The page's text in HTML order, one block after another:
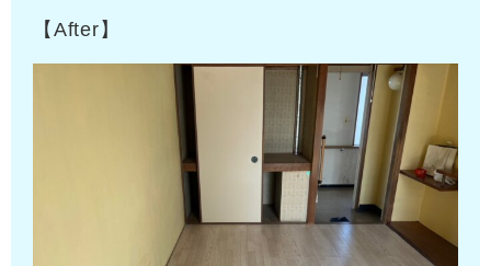
【After】